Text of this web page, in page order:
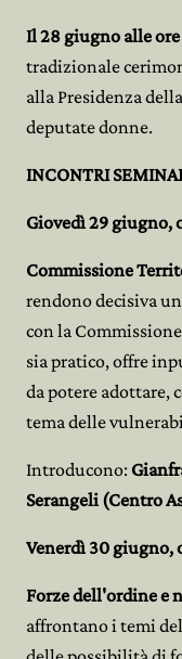
Il 28 giugno alle ore
tradizionale
alla Presidenza
deputate donne.
INCONTRI
Giovedì 29 giugno,
Commissione
rendono decisiva
con la
sia pratico, offre
da potere adottare,
tema delle
Introducono:
Serangeli (Centro
Venerdì 30 giugno,
Forze dell'ordine e
affrontano i temi